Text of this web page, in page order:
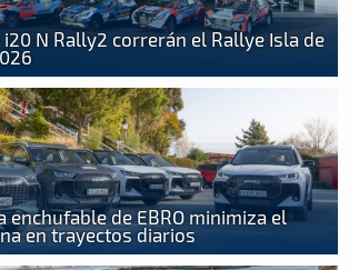
N Rally2 correrán el Rallye Isla de
enchufable de EBRO minimiza el
en trayectos diarios